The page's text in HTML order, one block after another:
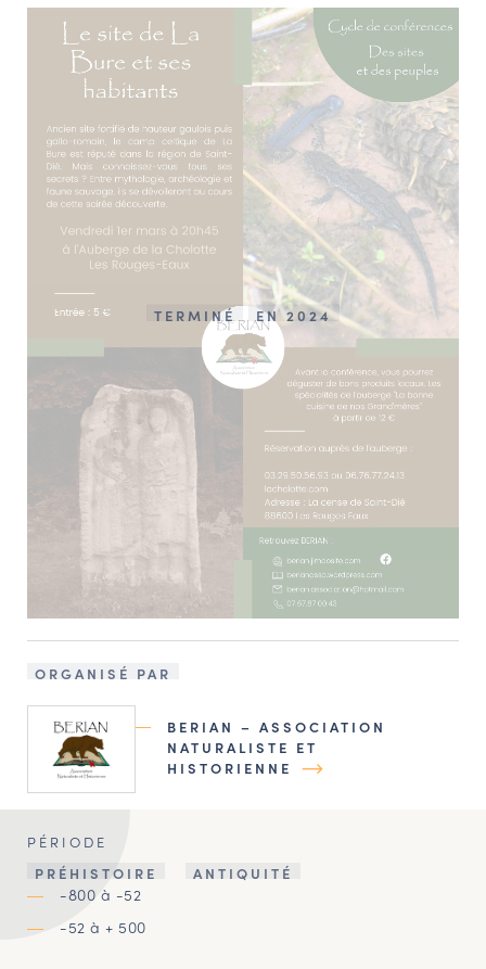
TERMINÉ EN 2024
ORGANISÉ PAR
BERIAN – ASSOCIATION
NATURALISTE ET
HISTORIENNE
PÉRIODE
PRÉHISTOIRE
ANTIQUITÉ
-800 à -52
-52 à + 500